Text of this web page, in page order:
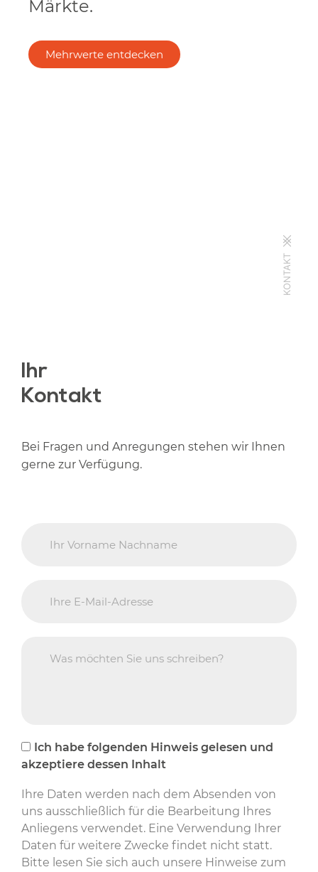
Märkte.
Mehrwerte entdecken
KONTAKT
Ihr
Kontakt
Bei Fragen und Anregungen stehen wir Ihnen
gerne zur Verfügung.
Ich habe folgenden Hinweis gelesen und
akzeptiere dessen Inhalt
Ihre Daten werden nach dem Absenden von
uns ausschließlich für die Bearbeitung Ihres
Anliegens verwendet. Eine Verwendung Ihrer
Daten für weitere Zwecke findet nicht statt.
Bitte lesen Sie sich auch unsere Hinweise zum